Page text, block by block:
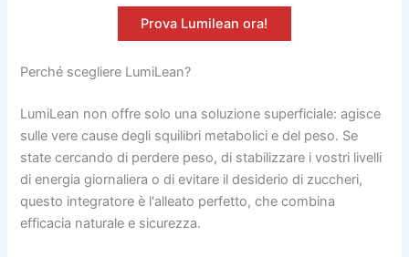
Prova Lumilean ora!
Perché scegliere LumiLean?
LumiLean non offre solo una soluzione superficiale: agisce
sulle vere cause degli squilibri metabolici e del peso. Se
state cercando di perdere peso, di stabilizzare i vostri livelli
di energia giornaliera o di evitare il desiderio di zuccheri,
questo integratore è l'alleato perfetto, che combina
efficacia naturale e sicurezza.